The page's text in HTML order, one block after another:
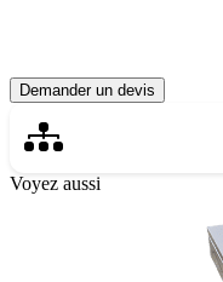
Demander un devis
Voyez aussi